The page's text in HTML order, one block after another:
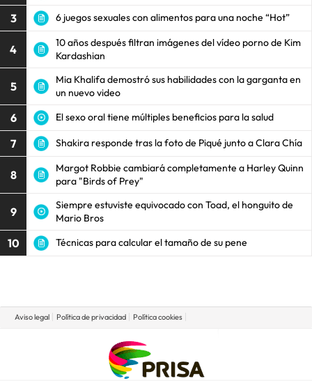
3 6 juegos sexuales con alimentos para una noche “Hot”
4
10 años después filtran imágenes del vídeo porno de Kim
Kardashian
5
Mia Khalifa demostró sus habilidades con la garganta en
un nuevo video
6 El sexo oral tiene múltiples beneficios para la salud
7 Shakira responde tras la foto de Piqué junto a Clara Chía
8
Margot Robbie cambiará completamente a Harley Quinn
para "Birds of Prey"
9
Siempre estuviste equivocado con Toad, el honguito de
Mario Bros
10 Técnicas para calcular el tamaño de su pene
Aviso legal Política de privacidad Política cookies